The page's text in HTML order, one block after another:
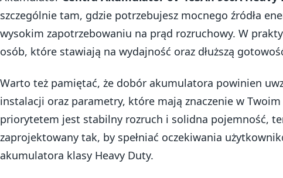
szczególnie tam, gdzie potrzebujesz mocnego źródła
wysokim zapotrzebowaniu na prąd rozruchowy. W
osób, które stawiają na wydajność oraz dłuższą
Warto też pamiętać, że dobór akumulatora powinien
instalacji oraz parametry, które mają znaczenie w Twoim
priorytetem jest stabilny rozruch i solidna pojemność,
zaprojektowany tak, by spełniać oczekiwania
akumulatora klasy Heavy Duty.